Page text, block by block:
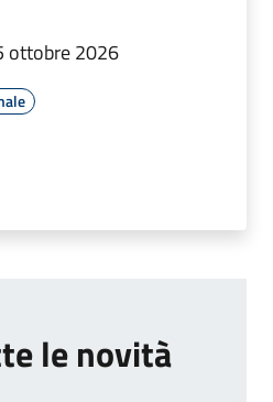
ottobre 2026
le novità